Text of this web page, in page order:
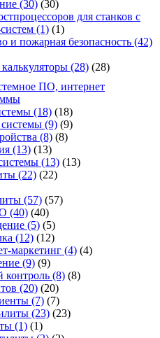
(30) (30)
для станков с
(1) (1)
и пожарная безопасность (42)
(28) (28)
ПО, интернет
(18) (18)
(9) (9)
(8) (8)
(13) (13)
(13) (13)
(22) (22)
(57) (57)
(40) (40)
(5) (5)
(12) (12)
маркетинг (4) (4)
(9) (9)
контроль (8) (8)
(20) (20)
(7) (7)
(23) (23)
(1) (1)